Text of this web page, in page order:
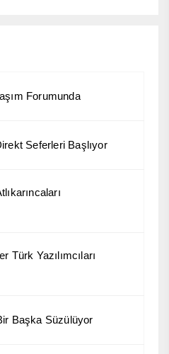
Forumunda
Seferleri Başlıyor
Türk Yazılımcıları
Başka Süzülüyor